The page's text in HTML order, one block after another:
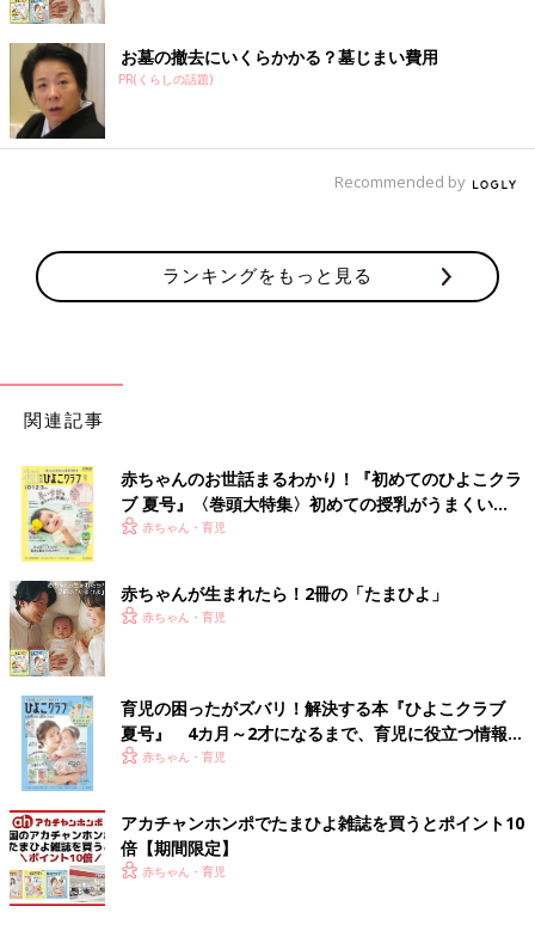
お墓の撤去にいくらかかる？墓じまい費用
PR(くらしの話題)
Recommended by
ランキングをもっと見る
関連記事
赤ちゃんのお世話まるわかり！『初めてのひよこクラ
ブ 夏号』〈巻頭大特集〉初めての授乳がうまくい
く！ おっぱい・ミルクの基本と夏のトラブル 解決テ
赤ちゃん・育児
赤ちゃんが生まれたら！2冊の「たまひよ」
赤ちゃん・育児
育児の困ったがズバリ！解決する本『ひよこクラブ
夏号』 4カ月～2才になるまで、育児に役立つ情報が
いっぱい！
赤ちゃん・育児
アカチャンホンポでたまひよ雑誌を買うとポイント10
倍【期間限定】
赤ちゃん・育児